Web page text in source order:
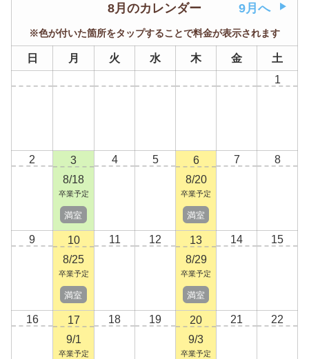
8月のカレンダー 9月へ
※色が付いた箇所をタップすることで料金が表示されます
日 月 火 水 木 金
土
1
2
3
8/18
卒業予定
満室
4 5
6
8/20
卒業予定
満室
7 8
9
10
8/25
卒業予定
満室
11 12
13
8/29
卒業予定
満室
14 15
16
17
9/1
卒業予定
18 19
20
9/3
卒業予定
21 22